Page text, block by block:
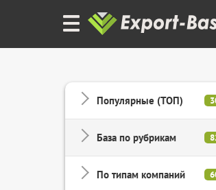
Популярные (ТОП)
База по рубрикам
По типам компаний